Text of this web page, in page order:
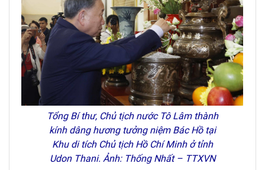
Tổng Bí thư, Chủ tịch nước Tô Lâm thành
kính dâng hương tưởng niệm Bác Hồ tại
Khu di tích Chủ tịch Hồ Chí Minh ở tỉnh
Udon Thani. Ảnh: Thống Nhất – TTXVN